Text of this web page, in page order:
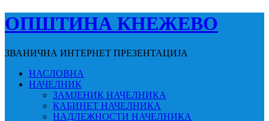
ОПШТИНА КНЕЖЕВО
ЗВАНИЧНА ИНТЕРНЕТ ПРЕЗЕНТАЦИЈА
НАСЛОВНА
НАЧЕЛНИК
ЗАМЈЕНИК НАЧЕЛНИКА
КАБИНЕТ НАЧЕЛНИКА
НАДЛЕЖНОСТИ НАЧЕЛНИКА